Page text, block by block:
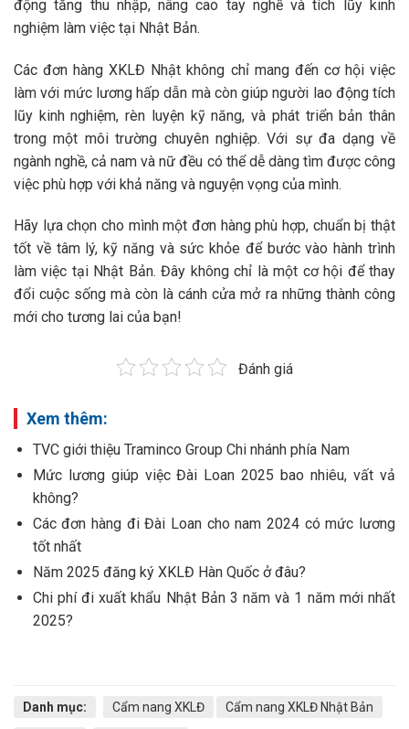
động tăng thu nhập, nâng cao tay nghề và tích lũy kinh
nghiệm làm việc tại Nhật Bản.
Các đơn hàng XKLĐ Nhật không chỉ mang đến cơ hội việc
làm với mức lương hấp dẫn mà còn giúp người lao động tích
lũy kinh nghiệm, rèn luyện kỹ năng, và phát triển bản thân
trong một môi trường chuyên nghiệp. Với sự đa dạng về
ngành nghề, cả nam và nữ đều có thể dễ dàng tìm được công
việc phù hợp với khả năng và nguyện vọng của mình.
Hãy lựa chọn cho mình một đơn hàng phù hợp, chuẩn bị thật
tốt về tâm lý, kỹ năng và sức khỏe để bước vào hành trình
làm việc tại Nhật Bản. Đây không chỉ là một cơ hội để thay
đổi cuộc sống mà còn là cánh cửa mở ra những thành công
mới cho tương lai của bạn!
Đánh giá
Xem thêm:
TVC giới thiệu Traminco Group Chi nhánh phía Nam
Mức lương giúp việc Đài Loan 2025 bao nhiêu, vất vả
không?
Các đơn hàng đi Đài Loan cho nam 2024 có mức lương
tốt nhất
Năm 2025 đăng ký XKLĐ Hàn Quốc ở đâu?
Chi phí đi xuất khẩu Nhật Bản 3 năm và 1 năm mới nhất
2025?
Danh mục: Cẩm nang XKLĐ Cẩm nang XKLĐ Nhật Bản